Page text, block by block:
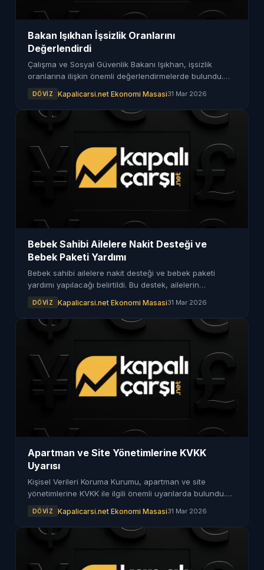
Bakan Işıkhan İşsizlik Oranlarını
Değerlendirdi
Çalışma ve Sosyal Güvenlik Bakanı Işıkhan, işsizlik
oranlarına ilişkin önemli değerlendirmelerde bulundu.
DÖVIZ Kapalicarsi.net Ekonomi Masasi31 Mar 2026
Bebek Sahibi Ailelere Nakit Desteği ve
Bebek Paketi Yardımı
Bebek sahibi ailelere nakit desteği ve bebek paketi
yardımı yapılacağı belirtildi. Bu destek, ailelerin
DÖVIZ Kapalicarsi.net Ekonomi Masasi31 Mar 2026
Apartman ve Site Yönetimlerine KVKK
Uyarısı
Kişisel Verileri Koruma Kurumu, apartman ve site
yönetimlerine KVKK ile ilgili önemli uyarılarda bulundu.
hatırlatıldı.
DÖVIZ Kapalicarsi.net Ekonomi Masasi31 Mar 2026